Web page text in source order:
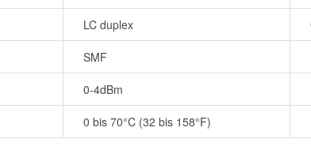
LC duplex
SMF
0-4dBm
0 bis 70°C (32 bis 158°F)